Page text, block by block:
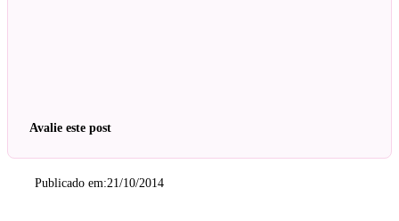
Avalie este post
Publicado em:21/10/2014